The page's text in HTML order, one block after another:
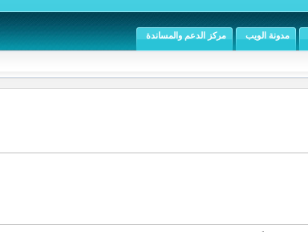
مدونة الويب مركز الدعم والمساندة